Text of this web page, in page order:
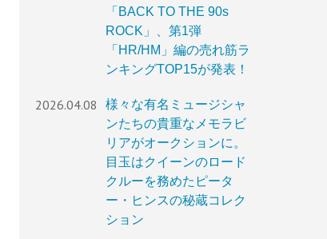
「BACK TO THE 90s
ROCK」、第1弾
「HR/HM」編の売れ筋ラ
ンキングTOP15が発表！
2026.04.08
様々な有名ミュージシャ
ンたちの貴重なメモラビ
リアがオークションに。
目玉はクイーンのロード
クルーを務めたピータ
ー・ヒンスの秘蔵コレク
ション